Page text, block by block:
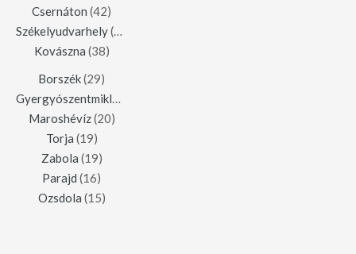
Csernáton (42)
Székelyudvarhely(42)
Kovászna (38)
Borszék(29)
Gyergyószentmiklós
Maroshévíz(20)
Torja (19)
Zabola (19)
Parajd (16)
Ozsdola (15)